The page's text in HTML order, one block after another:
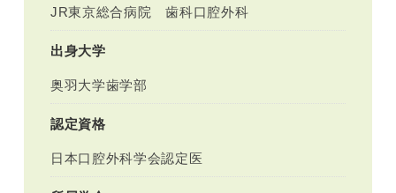
JR東京総合病院 歯科口腔外科
出身大学
奥羽大学歯学部
認定資格
日本口腔外科学会認定医